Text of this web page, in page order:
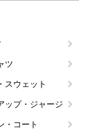
ツ
スウェット
ップ・ジャージ
・コート